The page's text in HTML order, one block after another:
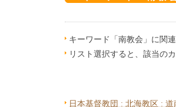
キーワード「南教会」に関
リスト選択すると、該当の
日本基督教団 : 北海教区 : 道